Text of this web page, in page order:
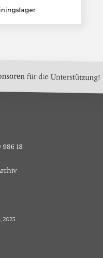
für die Unterstützung!
986 18
2025